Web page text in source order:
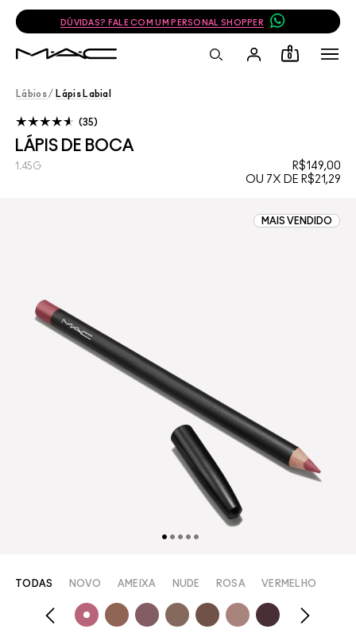
DÚVIDAS? FALE COM UM PERSONAL SHOPPER
0
Lábios / Lápis Labial
LÁPIS DE BOCA
R$149,00
OU 7X DE R$21,29
1.45G
35
MAIS VENDIDO
TODAS NOVO AMEIXA NUDE ROSA VERMELHO